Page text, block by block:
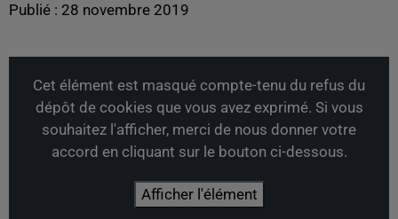
Publié : 28 novembre 2019
Cet élément est masqué compte-tenu du refus du
dépôt de cookies que vous avez exprimé. Si vous
souhaitez l'afficher, merci de nous donner votre
accord en cliquant sur le bouton ci-dessous.
Afficher l'élément